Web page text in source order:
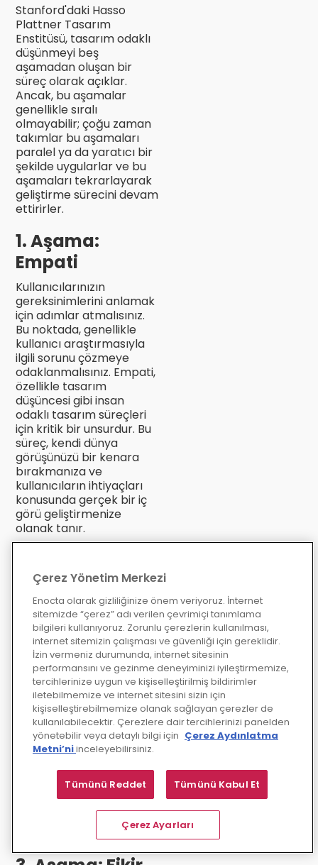
Stanford'daki Hasso
Plattner Tasarım
Enstitüsü, tasarım odaklı
düşünmeyi beş
aşamadan oluşan bir
süreç olarak açıklar.
Ancak, bu aşamalar
genellikle sıralı
olmayabilir; çoğu zaman
takımlar bu aşamaları
paralel ya da yaratıcı bir
şekilde uygularlar ve bu
aşamaları tekrarlayarak
geliştirme sürecini devam
ettirirler.
1. Aşama:
Empati
Kullanıcılarınızın
gereksinimlerini anlamak
için adımlar atmalısınız.
Bu noktada, genellikle
kullanıcı araştırmasıyla
ilgili sorunu çözmeye
odaklanmalısınız. Empati,
özellikle tasarım
düşüncesi gibi insan
odaklı tasarım süreçleri
için kritik bir unsurdur. Bu
süreç, kendi dünya
görüşünüzü bir kenara
bırakmanıza ve
kullanıcıların ihtiyaçları
konusunda gerçek bir iç
görü geliştirmenize
olanak tanır.
Tanımlama
Empati aşamasındaki
bilgileri bir araya getirme
zamanı geldi. Sonrasında
gözlemleriniz üzerinde
analiz yaparak, sizin ve
ekibinizin belirlediği temel
sorunları tanımlamak için
bu verileri sentezlersiniz.
Bu tanımlamalara
problem ifadeleri denir.
İlerlemeye geçmeden
sürecinizi hem daha
dostu hale getirmenize
Çerez Yönetim Merkezi
Enocta olarak gizliliğinize önem veriyoruz. İnternet
sitemizde “çerez” adı verilen çevrimiçi tanımlama
bilgileri kullanıyoruz. Zorunlu çerezlerin kullanılması,
internet sitemizin çalışması ve güvenliği için gereklidir.
İzin vermeniz durumunda, internet sitesinin
performansını ve gezinme deneyiminizi iyileştirmemize,
tercihlerinize uygun ve kişiselleştirilmiş bildirimler
iletebilmemize ve internet sitesini sizin için
kişiselleştirebilmemize olanak sağlayan çerezler de
kullanılabilecektir. Çerezlere dair tercihlerinizi panelden
yönetebilir veya detaylı bilgi için Çerez Aydınlatma
Metni’niinceleyebilirsiniz.
Tümünü Reddet Tümünü Kabul Et
Çerez Ayarları